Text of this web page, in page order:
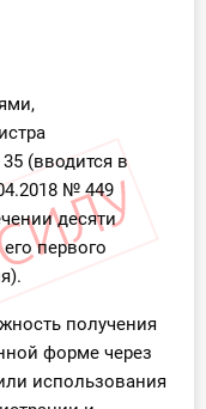
(вводится в
№ 449
десяти
первого
получения
форме через
использования